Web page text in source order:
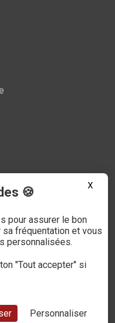
X
🍪
pour assurer le bon
fréquentation et vous
personnalisées.
"Tout accepter" si
Personnaliser